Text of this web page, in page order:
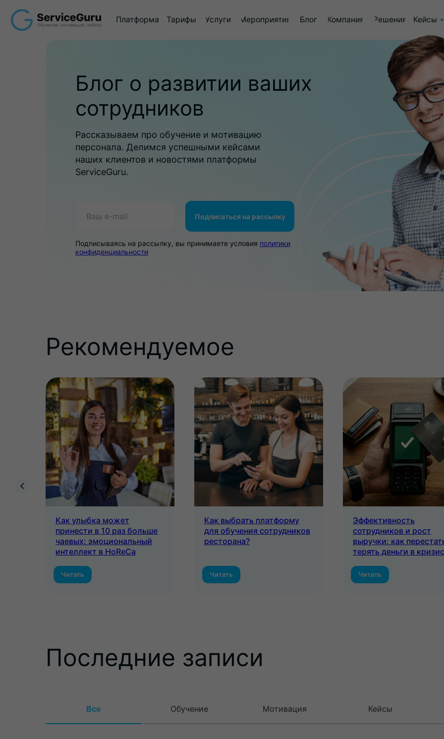
Компания
Платформа Тарифы Услуги +7 (499) 647-73-64
Мероприятия Блог Решения Кейсы
Блог о развитии ваших
сотрудников
Рассказываем про обучение и мотивацию
персонала. Делимся успешными кейсами
наших клиентов и новостями платформы
ServiceGuru.
Подписаться на рассылку
Подписываясь на рассылку, вы принимаете условия политики
конфиденциальности
Рекомендуемое
Как улыбка может
принести в 10 раз больше
чаевых: эмоциональный
интеллект в HoReCa
Читать
Как выбрать платформу
для обучения сотрудников
ресторана?
Читать
Эффективность
сотрудников и рост
выручки: как
терять деньги в
Читать
Последние записи
Все Обучение Мотивация Кейсы